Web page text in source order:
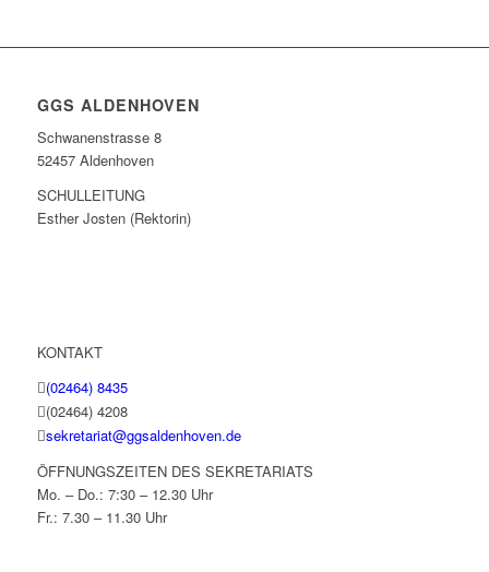
GGS ALDENHOVEN
Schwanenstrasse 8
52457 Aldenhoven
SCHULLEITUNG
Esther Josten (Rektorin)
KONTAKT
(02464) 8435
(02464) 4208
sekretariat@ggsaldenhoven.de
ÖFFNUNGSZEITEN DES SEKRETARIATS
Mo. – Do.: 7:30 – 12.30 Uhr
Fr.: 7.30 – 11.30 Uhr